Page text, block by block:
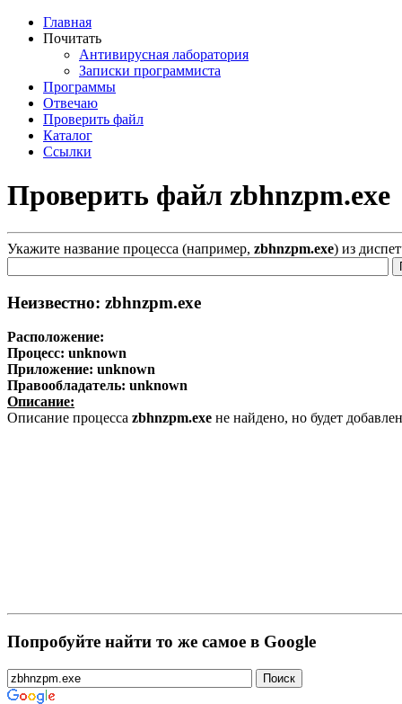
Главная
Почитать
Антивирусная лаборатория
Записки программиста
Программы
Отвечаю
Проверить файл
Каталог
Ссылки
Проверить файл zbhnzpm.exe
Укажите название процесса (например, zbhnzpm.exe) из
Неизвестно: zbhnzpm.exe
Расположение:
Процесс: unknown
Приложение: unknown
Правообладатель: unknown
Описание:
Описание процесса zbhnzpm.exe не найдено, но будет
Попробуйте найти то же самое в Google